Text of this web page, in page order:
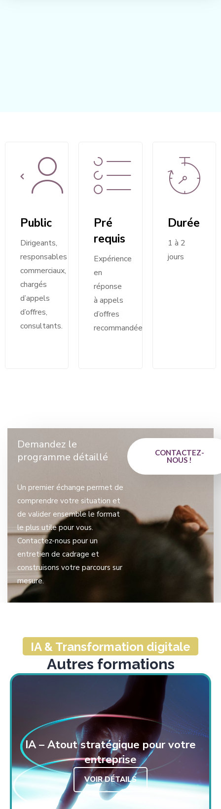
Public
Dirigeants,
responsables
commerciaux,
chargés
d’appels
d’offres,
consultants.
Pré
requis
Expérience
en
réponse
à appels
d’offres
recommandée.
Durée
1 à 2
jours
Demandez le
programme détaillé
Un premier échange permet de
comprendre votre situation et
de valider ensemble le format
le plus utile pour vous.
Contactez-nous pour un
entretien de cadrage et
construisons votre parcours sur
mesure.
CONTACTEZ-
NOUS !
IA & Transformation digitale
Autres formations
IA – Atout stratégique pour votre
entreprise
VOIR DÉTAILS